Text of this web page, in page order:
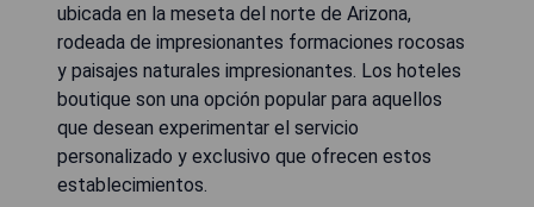
ubicada en la meseta del norte de Arizona,
rodeada de impresionantes formaciones rocosas
y paisajes naturales impresionantes. Los hoteles
boutique son una opción popular para aquellos
que desean experimentar el servicio
personalizado y exclusivo que ofrecen estos
establecimientos.